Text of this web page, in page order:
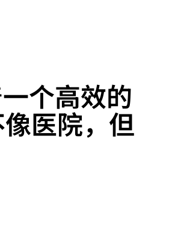
个高效的
医院，但